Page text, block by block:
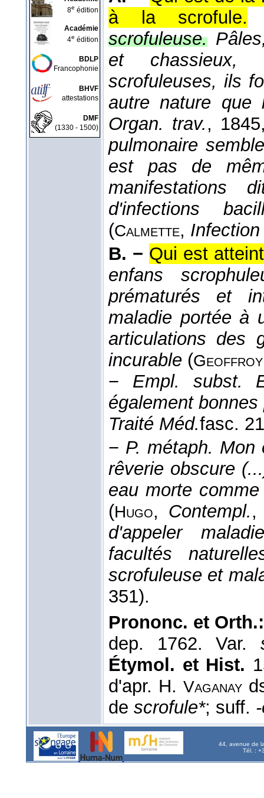
8e édition
Académie
4e édition
BDLP
Francophonie
BHVF
attestations
DMF
(1330 - 1500)
à la scrofule.
scrofuleuse.
et chassieux,
scrofuleuses, ils
autre nature que
Organ. trav., 1845
pulmonaire
est pas de
manifestations
d'infections
(Calmette,
B. − Qui est
enfans
prématurés et
maladie portée à
articulations des
incurable (Geoffroy
− Empl. subst.
également
Traité Méd.fasc. 2
− P. métaph. Mon
rêverie obscure
eau morte
(Hugo, Contempl.,
d'appeler
facultés
scrofuleuse et
351).
Prononc. et Orth.:
dep. 1762. Var.
Étymol. et Hist.
d'apr. H. Vaganay
de scrofule*; suff.
44, avenue de
Tél. :